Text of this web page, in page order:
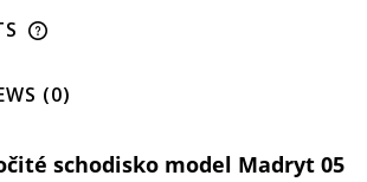
(0)
schodisko model Madryt 05